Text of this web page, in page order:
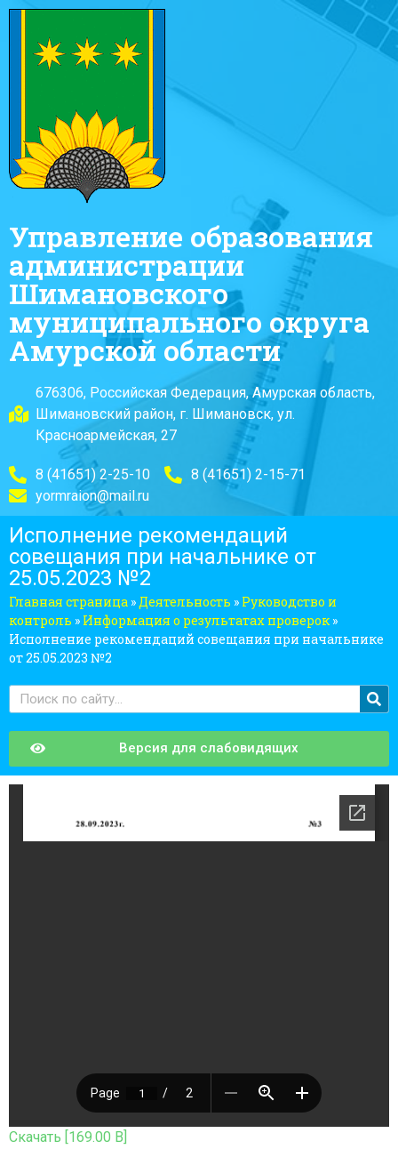
Управление образования
администрации
Шимановского
муниципального округа
Амурской области
676306, Российская Федерация, Амурская область,
Шимановский район, г. Шимановск, ул.
Красноармейская, 27
8 (41651) 2-25-10
8 (41651) 2-15-71
yormraion@mail.ru
Исполнение рекомендаций
совещания при начальнике от
25.05.2023 №2
Главная страница »Деятельность » Руководство и
контроль » Информация о результатах проверок »
Исполнение рекомендаций совещания при начальнике
от 25.05.2023 №2
Версия для слабовидящих
Скачать [169.00 B]